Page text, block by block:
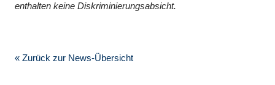
enthalten keine Diskriminierungsabsicht.
« Zurück zur News-Übersicht